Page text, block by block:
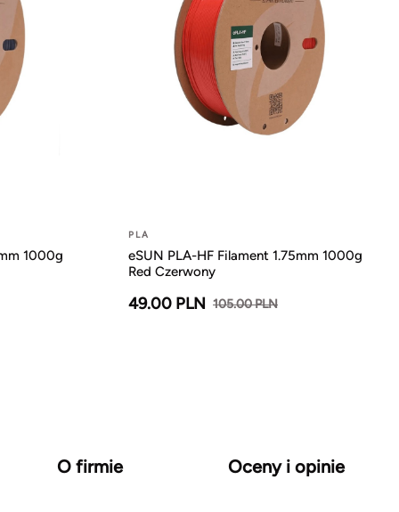
1000g
PLA
eSUN PLA-HF Filament 1.75mm 1000g
Red Czerwony
49.00 PLN 105.00 PLN
O firmie Oceny i opinie